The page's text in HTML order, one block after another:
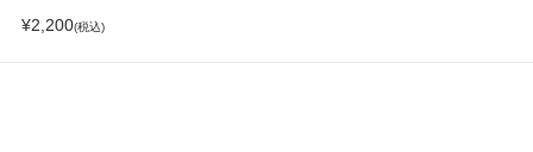
¥2,200(税込)